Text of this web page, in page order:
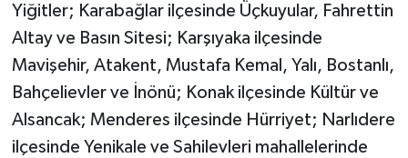
Yiğitler; Karabağlar ilçesinde Üçkuyular, Fahrettin
Altay ve Basın Sitesi; Karşıyaka ilçesinde
Mavişehir, Atakent, Mustafa Kemal, Yalı, Bostanlı,
Bahçelievler ve İnönü; Konak ilçesinde Kültür ve
Alsancak; Menderes ilçesinde Hürriyet; Narlıdere
ilçesinde Yenikale ve Sahilevleri mahallelerinde